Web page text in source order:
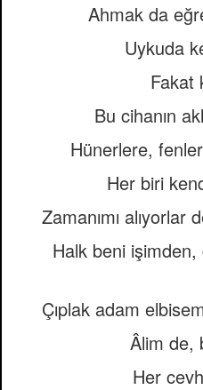
Ahmak da
Uykuda
Fakat
Bu cihanın
Hünerlere,
Her biri
Zamanımı
Halk beni işimden,
Çıplak adam
Âlim de,
Her